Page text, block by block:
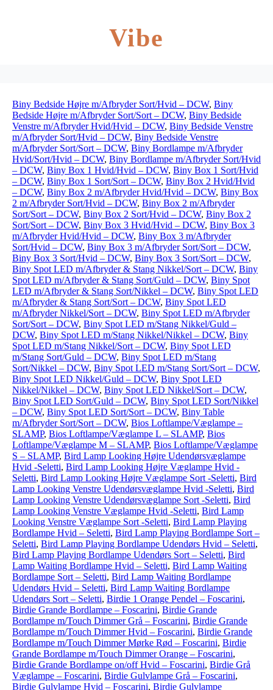
Vibe
Biny Bedside Højre m/Afbryder Sort/Hvid – DCW, Biny
Bedside Højre m/Afbryder Sort/Sort – DCW, Biny Bedside
Venstre m/Afbryder Hvid/Hvid – DCW, Biny Bedside Venstre
m/Afbryder Sort/Hvid – DCW, Biny Bedside Venstre
m/Afbryder Sort/Sort – DCW, Biny Bordlampe m/Afbryder
Hvid/Sort/Hvid – DCW, Biny Bordlampe m/Afbryder Sort/Hvid
– DCW, Biny Box 1 Hvid/Hvid – DCW, Biny Box 1 Sort/Hvid
– DCW, Biny Box 1 Sort/Sort – DCW, Biny Box 2 Hvid/Hvid
– DCW, Biny Box 2 m/Afbryder Hvid/Hvid – DCW, Biny Box
2 m/Afbryder Sort/Hvid – DCW, Biny Box 2 m/Afbryder
Sort/Sort – DCW, Biny Box 2 Sort/Hvid – DCW, Biny Box 2
Sort/Sort – DCW, Biny Box 3 Hvid/Hvid – DCW, Biny Box 3
m/Afbryder Hvid/Hvid – DCW, Biny Box 3 m/Afbryder
Sort/Hvid – DCW, Biny Box 3 m/Afbryder Sort/Sort – DCW,
Biny Box 3 Sort/Hvid – DCW, Biny Box 3 Sort/Sort – DCW,
Biny Spot LED m/Afbryder & Stang Nikkel/Sort – DCW, Biny
Spot LED m/Afbryder & Stang Sort/Guld – DCW, Biny Spot
LED m/Afbryder & Stang Sort/Nikkel – DCW, Biny Spot LED
m/Afbryder & Stang Sort/Sort – DCW, Biny Spot LED
m/Afbryder Nikkel/Sort – DCW, Biny Spot LED m/Afbryder
Sort/Sort – DCW, Biny Spot LED m/Stang Nikkel/Guld –
DCW, Biny Spot LED m/Stang Nikkel/Nikkel – DCW, Biny
Spot LED m/Stang Nikkel/Sort – DCW, Biny Spot LED
m/Stang Sort/Guld – DCW, Biny Spot LED m/Stang
Sort/Nikkel – DCW, Biny Spot LED m/Stang Sort/Sort – DCW,
Biny Spot LED Nikkel/Guld – DCW, Biny Spot LED
Nikkel/Nikkel – DCW, Biny Spot LED Nikkel/Sort – DCW,
Biny Spot LED Sort/Guld – DCW, Biny Spot LED Sort/Nikkel
– DCW, Biny Spot LED Sort/Sort – DCW, Biny Table
m/Afbryder Sort/Sort – DCW, Bios Loftlampe/Væglampe –
SLAMP, Bios Loftlampe/Væglampe L – SLAMP, Bios
Loftlampe/Væglampe M – SLAMP, Bios Loftlampe/Væglampe
S – SLAMP, Bird Lamp Looking Højre Udendørsvæglampe
Hvid -Seletti, Bird Lamp Looking Højre Væglampe Hvid -
Seletti, Bird Lamp Looking Højre Væglampe Sort -Seletti, Bird
Lamp Looking Venstre Udendørsvæglampe Hvid -Seletti, Bird
Lamp Looking Venstre Udendørsvæglampe Sort -Seletti, Bird
Lamp Looking Venstre Væglampe Hvid -Seletti, Bird Lamp
Looking Venstre Væglampe Sort -Seletti, Bird Lamp Playing
Bordlampe Hvid – Seletti, Bird Lamp Playing Bordlampe Sort –
Seletti, Bird Lamp Playing Bordlampe Udendørs Hvid – Seletti,
Bird Lamp Playing Bordlampe Udendørs Sort – Seletti, Bird
Lamp Waiting Bordlampe Hvid – Seletti, Bird Lamp Waiting
Bordlampe Sort – Seletti, Bird Lamp Waiting Bordlampe
Udendørs Hvid – Seletti, Bird Lamp Waiting Bordlampe
Udendørs Sort – Seletti, Birdie 1 Orange Pendel – Foscarini,
Birdie Grande Bordlampe – Foscarini, Birdie Grande
Bordlampe m/Touch Dimmer Grå – Foscarini, Birdie Grande
Bordlampe m/Touch Dimmer Hvid – Foscarini, Birdie Grande
Bordlampe m/Touch Dimmer Mørke Rød – Foscarini, Birdie
Grande Bordlampe m/Touch Dimmer Orange – Foscarini,
Birdie Grande Bordlampe on/off Hvid – Foscarini, Birdie Grå
Væglampe – Foscarini, Birdie Gulvlampe Grå – Foscarini,
Birdie Gulvlampe Hvid – Foscarini, Birdie Gulvlampe